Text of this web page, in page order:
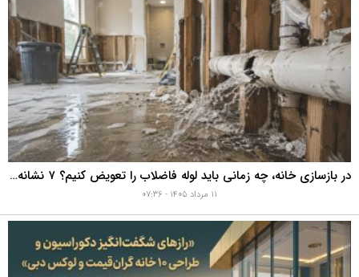
در بازسازی خانه، چه زمانی باید لوله فاضلاب را تعویض کنیم؟ ۷ نشانه‌ای که نباید نادیده بگیرید